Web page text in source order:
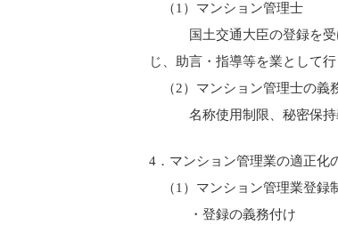
（1）マンション管理士
国土交通大臣の登録を受け
じ、助言・指導等を業として
（2）マンション管理士の義
名称使用制限、秘密保持義
4．マンション管理業の適正化
（1）マンション管理業登録
・登録の義務付け